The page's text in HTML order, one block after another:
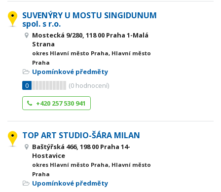
SUVENÝRY U MOSTU SINGIDUNUM
spol. s r.o.
Mostecká 9/280, 118 00 Praha 1-Malá
Strana
okres Hlavní město Praha, Hlavní město
Praha
Upomínkové předměty
0
(0 hodnocení)
+420 257 530 941
TOP ART STUDIO-ŠÁRA MILAN
Baštýřská 466, 198 00 Praha 14-
Hostavice
okres Hlavní město Praha, Hlavní město
Praha
Upomínkové předměty